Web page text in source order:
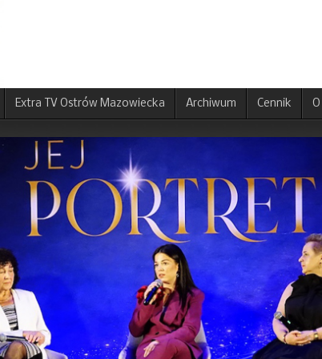
Extra TV Ostrów Mazowiecka Archiwum Cennik